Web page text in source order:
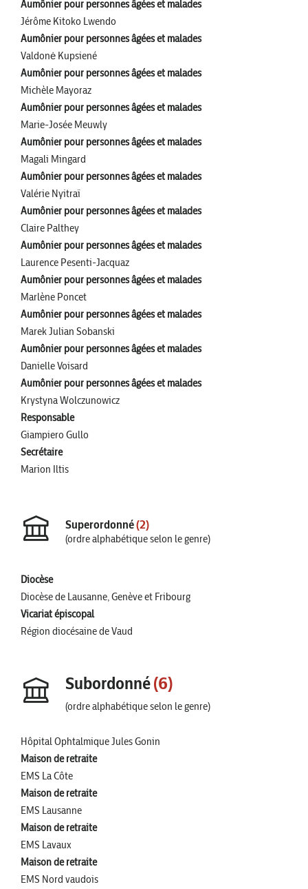
Aumônier pour personnes âgées et malades
Jérôme Kitoko Lwendo
Aumônier pour personnes âgées et malades
Valdonė Kupsiené
Aumônier pour personnes âgées et malades
Michèle Mayoraz
Aumônier pour personnes âgées et malades
Marie-Josée Meuwly
Aumônier pour personnes âgées et malades
Magali Mingard
Aumônier pour personnes âgées et malades
Valérie Nyitraï
Aumônier pour personnes âgées et malades
Claire Palthey
Aumônier pour personnes âgées et malades
Laurence Pesenti-Jacquaz
Aumônier pour personnes âgées et malades
Marlène Poncet
Aumônier pour personnes âgées et malades
Marek Julian Sobanski
Aumônier pour personnes âgées et malades
Danielle Voisard
Aumônier pour personnes âgées et malades
Krystyna Wolczunowicz
Responsable
Giampiero Gullo
Secrétaire
Marion Iltis
Superordonné(2)
(ordre alphabétique selon le genre)
Diocèse
Diocèse de Lausanne, Genève et Fribourg
Vicariat épiscopal
Région diocésaine de Vaud
Subordonné(6)
(ordre alphabétique selon le genre)
Hôpital Ophtalmique Jules Gonin
Maison de retraite
EMS La Côte
Maison de retraite
EMS Lausanne
Maison de retraite
EMS Lavaux
Maison de retraite
EMS Nord vaudois